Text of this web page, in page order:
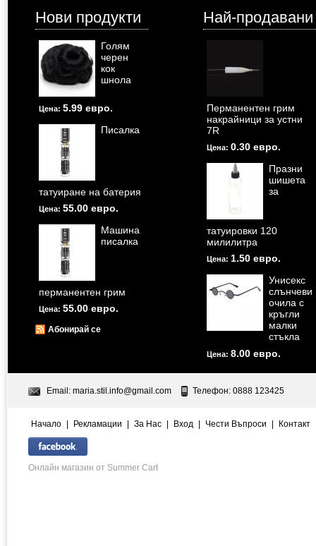
Нови продукти
Голям
черен
кок
шнола
Цена: 5.99 евро.
Писалка
татуиране на батерия
Цена: 55.00 евро.
Машина
писалка
перманентен грим
Цена: 55.00 евро.
Абонирай се
Най-продавани
Перманентен грим
накрайници за устни
7R
Цена: 0.30 евро.
Празни
шишета
за
татуировки 120
милилитра
Цена: 1.50 евро.
Унисекс
слънчеви
очила с
кръгли
малки
стъкла
Цена: 8.00 евро.
Email: maria.stil.info@gmail.com Телефон: 0888 123425
Начало | Рекламации | За Нас | Вход | Чести Въпроси | Контакт
Онлайн магазин от Summer Cart